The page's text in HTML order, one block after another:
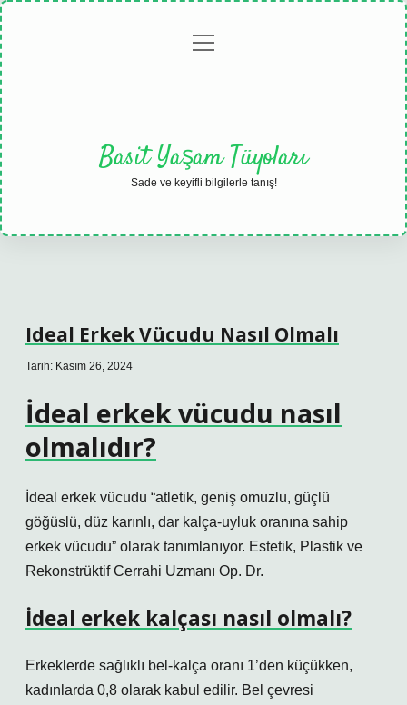
Gizlilikmenüyü
Basit Yaşam Tüyoları
Sade ve keyifli bilgilerle tanış!
Ideal Erkek Vücudu Nasıl Olmalı
Tarih: Kasım 26, 2024
İdeal erkek vücudu nasıl
olmalıdır?
İdeal erkek vücudu “atletik, geniş omuzlu, güçlü
göğüslü, düz karınlı, dar kalça-uyluk oranına sahip
erkek vücudu” olarak tanımlanıyor. Estetik, Plastik ve
Rekonstrüktif Cerrahi Uzmanı Op. Dr.
İdeal erkek kalçası nasıl olmalı?
Erkeklerde sağlıklı bel-kalça oranı 1’den küçükken,
kadınlarda 0,8 olarak kabul edilir. Bel çevresi